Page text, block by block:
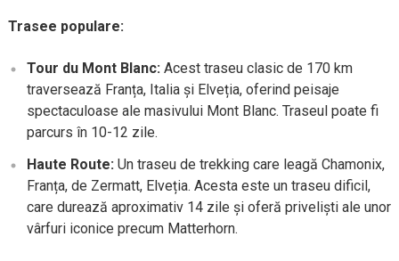
Trasee populare:
Tour du Mont Blanc: Acest traseu clasic de 170 km
traversează Franța, Italia și Elveția, oferind peisaje
spectaculoase ale masivului Mont Blanc. Traseul poate fi
parcurs în 10-12 zile.
Haute Route: Un traseu de trekking care leagă Chamonix,
Franța, de Zermatt, Elveția. Acesta este un traseu dificil,
care durează aproximativ 14 zile și oferă priveliști ale unor
vârfuri iconice precum Matterhorn.